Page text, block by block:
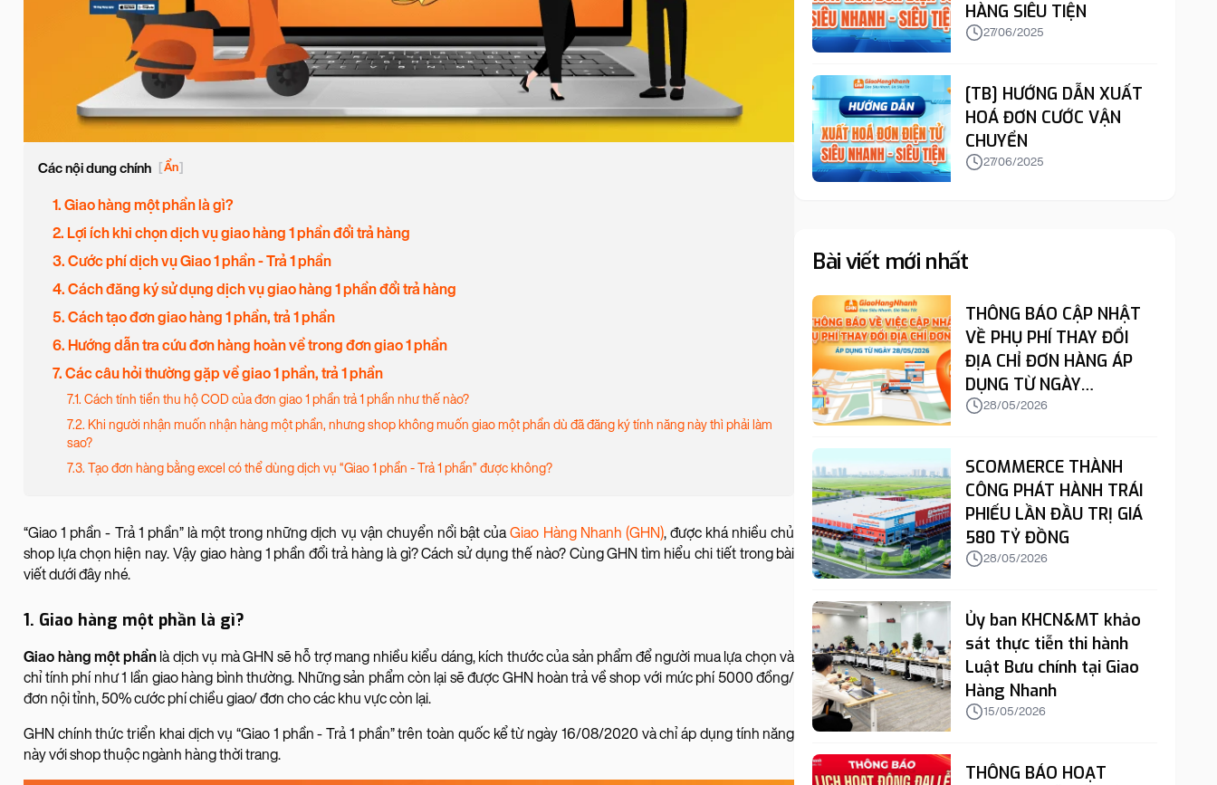
Các nội dung chính [Ẩn]
1. Giao hàng một phần là gì?
2. Lợi ích khi chọn dịch vụ giao hàng 1 phần đổi trả hàng
3. Cước phí dịch vụ Giao 1 phần - Trả 1 phần
4. Cách đăng ký sử dụng dịch vụ giao hàng 1 phần đổi trả hàng
5. Cách tạo đơn giao hàng 1 phần, trả 1 phần
6. Hướng dẫn tra cứu đơn hàng hoàn về trong đơn giao 1 phần
7. Các câu hỏi thường gặp về giao 1 phần, trả 1 phần
7.1. Cách tính tiền thu hộ COD của đơn giao 1 phần trả 1 phần như thế nào?
7.2. Khi người nhận muốn nhận hàng một phần, nhưng shop không muốn giao một phần dù đã đăng ký tính năng này thì phải làm
sao?
7.3. Tạo đơn hàng bằng excel có thể dùng dịch vụ “Giao 1 phần - Trả 1 phần” được không?
“Giao 1 phần - Trả 1 phần” là một trong những dịch vụ vận chuyển nổi bật củaGiao Hàng Nhanh (GHN), được khá nhiều chủ
shop lựa chọn hiện nay. Vậy giao hàng 1 phần đổi trả hàng là gì? Cách sử dụng thế nào? Cùng GHN tìm hiểu chi tiết trong bài
viết dưới đây nhé.
1. Giao hàng một phần là gì?
Giao hàng một phầnlà dịch vụ mà GHN sẽ hỗ trợ mang nhiều kiểu dáng, kích thước của sản phẩm để người mua lựa chọn và
chỉ tính phí như 1 lần giao hàng bình thường. Những sản phẩm còn lại sẽ được GHN hoàn trả về shop với mức phí 5000 đồng/
đơn nội tỉnh, 50% cước phí chiều giao/ đơn cho các khu vực còn lại.
GHN chính thức triển khai dịch vụ “Giao 1 phần - Trả 1 phần” trên toàn quốc kể từ ngày 16/08/2020 và chỉ áp dụng tính năng
này với shop thuộc ngành hàng thời trang.
HÀNG SIÊU TIỆN
27/06/2025
[TB] HƯỚNG DẪN XUẤT
HOÁ ĐƠN CƯỚC VẬN
CHUYỂN
27/06/2025
Bài viết mới nhất
THÔNG BÁO CẬP NHẬT
VỀ PHỤ PHÍ THAY ĐỔI
ĐỊA CHỈ ĐƠN HÀNG ÁP
DỤNG TỪ NGÀY
28/05/2026
28/05/2026
SCOMMERCE THÀNH
CÔNG PHÁT HÀNH TRÁI
PHIẾU LẦN ĐẦU TRỊ GIÁ
580 TỶ ĐỒNG
28/05/2026
Ủy ban KHCN&MT khảo
sát thực tiễn thi hành
Luật Bưu chính tại Giao
Hàng Nhanh
15/05/2026
THÔNG BÁO HOẠT